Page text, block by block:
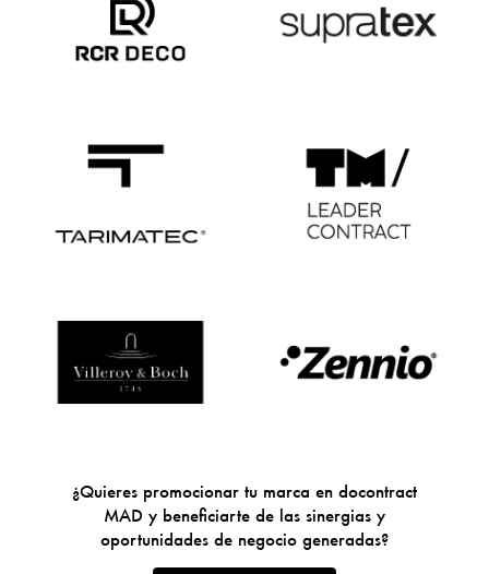
¿Quieres promocionar tu marca en docontract
MAD y beneficiarte de las sinergias y
oportunidades de negocio generadas?